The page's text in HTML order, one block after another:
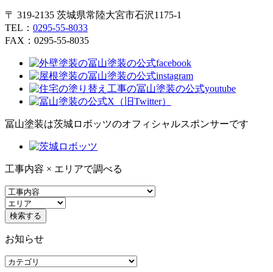
〒 319-2135 茨城県常陸大宮市石沢1175-1
TEL： 0295-55-8033
FAX：0295-55-8035
冨山塗装は茨城ロボッツのオフィシャルスポンサーです
工事内容 × エリアで調べる
お知らせ